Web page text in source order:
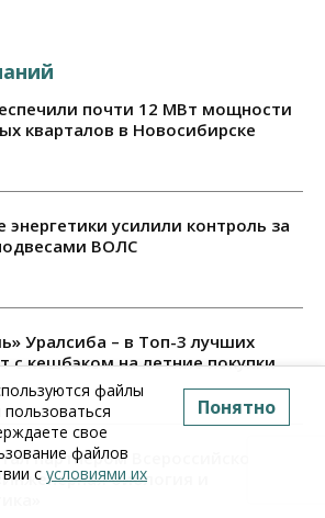
почти 12 МВт мощности
кварталов в Новосибирске
энергетики усилили контроль за
ВОЛС
Уралсиба – в Топ-3 лучших
с кешбэком на летние покупки
партнером Всероссийской
биология и
файлы
свое
файлов
с условиями их
Понятно